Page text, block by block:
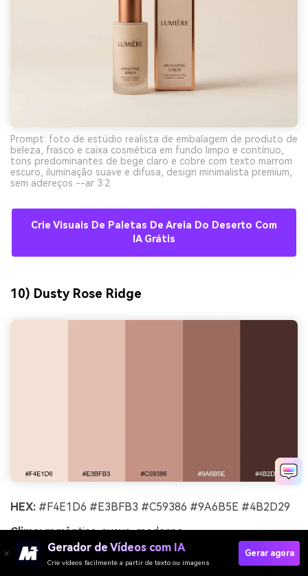
Prompt: foto de estúdio realista de embalagem de produto de
beleza, frasco e caixa cosmética em fundo limpo e contínuo,
tons predominantes de bege claro e cobre com texto marrom
escuro, iluminação suave e difusa, design minimalista premium,
sem adereços --ar 3:2
Crie Visuais De Paletas De Areia Do Deserto Com
IA Grátis
10) Dusty Rose Ridge
HEX: #F4E1D6 #E3BFB3 #C59386 #9A6B5E #4B2D29
Clima:romântico, suave, moderno
Melhor para:
branding de lifestyle e kits de criadores
Gerador de Vídeos com IA
Crie vídeos facilmente a partir de texto ou imagens
Gerar agora